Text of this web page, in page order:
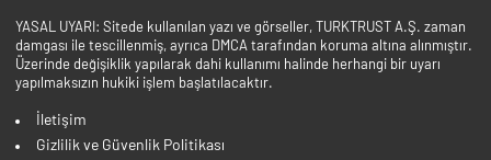
YASAL UYARI: Sitede kullanılan yazı ve görseller, TURKTRUST A.Ş. zaman
damgası ile tescillenmiş, ayrıca DMCA tarafından koruma altına alınmıştır.
Üzerinde değişiklik yapılarak dahi kullanımı halinde herhangi bir uyarı
yapılmaksızın hukiki işlem başlatılacaktır.
İletişim
Gizlilik ve Güvenlik Politikası